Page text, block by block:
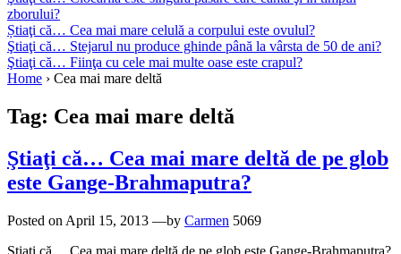
zborului?
Știaţi că… Cea mai mare celulă a corpului este ovulul?
Ştiaţi că… Stejarul nu produce ghinde până la vârsta de 50 de ani?
Ştiaţi că… Fiinţa cu cele mai multe oase este crapul?
Home › Cea mai mare deltă
Tag: Cea mai mare deltă
Ştiaţi că… Cea mai mare deltă de pe glob
este Gange-Brahmaputra?
Posted on April 15, 2013 —by Carmen 5069